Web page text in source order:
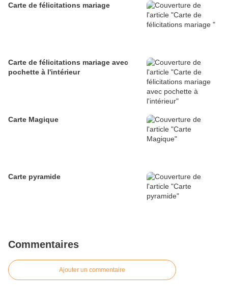
Carte de félicitations mariage
Carte de félicitations mariage avec
pochette à l'intérieur
Carte Magique
Carte pyramide
Commentaires
Ajouter un commentaire